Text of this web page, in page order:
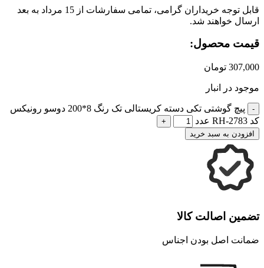
قابل توجه خریداران گرامی، تمامی سفارشات از 15 مرداد به بعد
ارسال خواهند شد.
قیمت محصول:
307,000 تومان
موجود در انبار
پیچ گوشتی تکی دسته کریستالی تک رنگ 8*200 دوسو رونیکس
کد RH-2783 عدد
افزودن به سبد خرید
تضمین اصالت کالا
ضمانت اصل بودن اجناس